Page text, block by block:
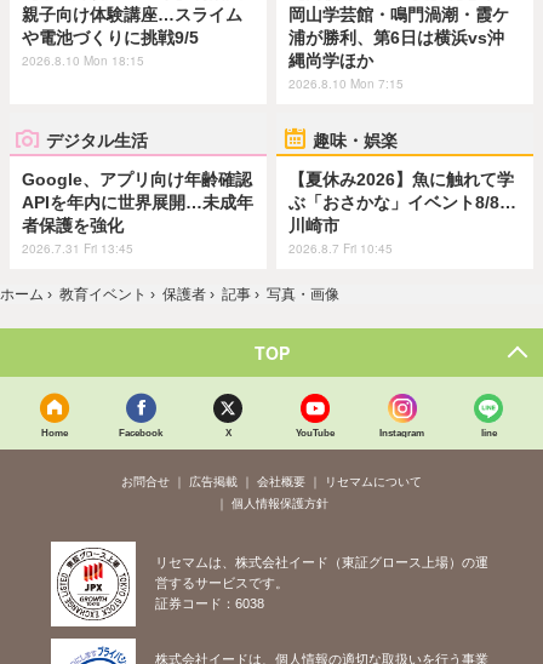
親子向け体験講座…スライム
や電池づくりに挑戦9/5
2026.8.10 Mon 18:15
岡山学芸館・鳴門渦潮・霞ケ
浦が勝利、第6日は横浜vs沖
縄尚学ほか
2026.8.10 Mon 7:15
デジタル生活
Google、アプリ向け年齢確認
APIを年内に世界展開…未成年
者保護を強化
2026.7.31 Fri 13:45
趣味・娯楽
【夏休み2026】魚に触れて学
ぶ「おさかな」イベント8/8…
川崎市
2026.8.7 Fri 10:45
ホーム › 教育イベント › 保護者 › 記事 › 写真・画像
TOP
Home Facebook X YouTube Instagram line
お問合せ 広告掲載 会社概要
リセマムについて
個人情報保護方針
リセマムは、株式会社イード（東証グロース上場）の運
営するサービスです。
証券コード：6038
株式会社イードは、個人情報の適切な取扱いを行う事業